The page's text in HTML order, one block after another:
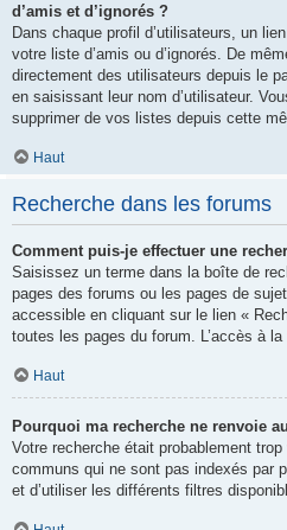
d’amis et d’ignorés ?
Dans chaque profil d’utilisateurs, un
votre liste d’amis ou d’ignorés. De
directement des utilisateurs depuis le
en saisissant leur nom d’utilisateur.
supprimer de vos listes depuis cette
Haut
Recherche dans les forums
Comment puis-je effectuer une
Saisissez un terme dans la boîte de
pages des forums ou les pages de
accessible en cliquant sur le lien «
toutes les pages du forum. L’accès à
Haut
Pourquoi ma recherche ne renvoie
Votre recherche était probablement
communs qui ne sont pas indexés par
et d’utiliser les différents filtres